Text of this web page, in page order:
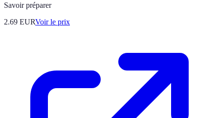
Savoir préparer
2.69 EURVoir le prix